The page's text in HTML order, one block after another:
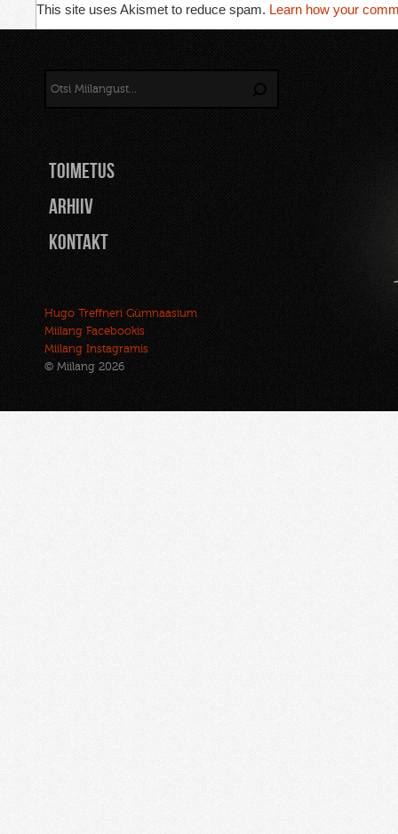
This site uses Akismet to reduce spam. Learn how your
TOIMETUS
Arhiiv
Kontakt
Hugo Treffneri Gümnaasium
Miilang Facebookis
Miilang Instagramis
© Miilang 2026